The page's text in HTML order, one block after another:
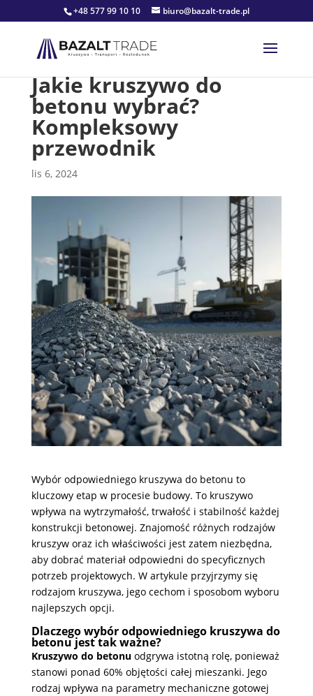
+48 577 99 10 10 biuro@bazalt-trade.pl
Jakie kruszywo do
betonu wybrać?
Kompleksowy
przewodnik
lis 6, 2024
Wybór odpowiedniego kruszywa do betonu to
kluczowy etap w procesie budowy. To kruszywo
wpływa na wytrzymałość, trwałość i stabilność każdej
konstrukcji betonowej. Znajomość różnych rodzajów
kruszyw oraz ich właściwości jest zatem niezbędna,
aby dobrać materiał odpowiedni do specyficznych
potrzeb projektowych. W artykule przyjrzymy się
rodzajom kruszywa, jego cechom i sposobom wyboru
najlepszych opcji.
Dlaczego wybór odpowiedniego kruszywa do
betonu jest tak ważne?
Kruszywo do betonuodgrywa istotną rolę, ponieważ
stanowi ponad 60% objętości całej mieszanki. Jego
rodzaj wpływa na parametry mechaniczne gotowej